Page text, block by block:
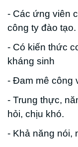
- Các ứng viên
công ty đào tạo.
- Có kiến thức
kháng sinh
- Đam mê công
- Trung thực,
hỏi, chịu khó.
- Khả năng nói,